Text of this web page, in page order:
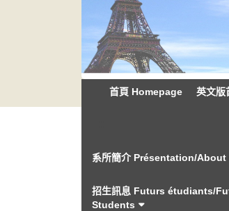
首頁 Homepage 英文
系所簡介 Présentation/About
招生訊息 Futurs étudiants/
Students